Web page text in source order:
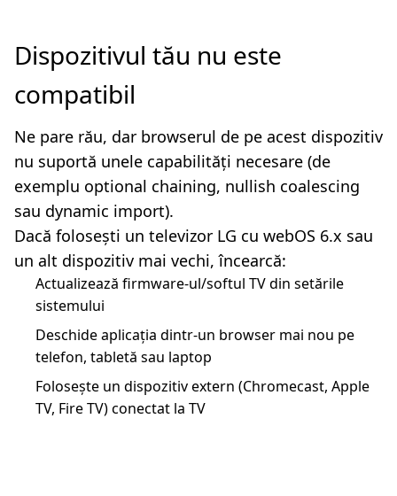
Dispozitivul tău nu este
compatibil
Ne pare rău, dar browserul de pe acest dispozitiv
nu suportă unele capabilități necesare (de
exemplu optional chaining, nullish coalescing
sau dynamic import).
Dacă folosești un televizor LG cu webOS 6.x sau
un alt dispozitiv mai vechi, încearcă:
Actualizează firmware-ul/softul TV din setările
sistemului
Deschide aplicația dintr-un browser mai nou pe
telefon, tabletă sau laptop
Folosește un dispozitiv extern (Chromecast, Apple
TV, Fire TV) conectat la TV